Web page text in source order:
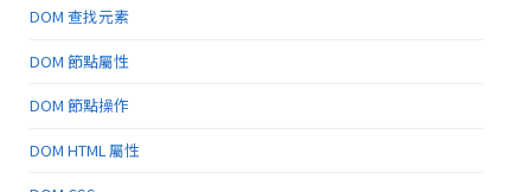
DOM 查找元素
DOM 節點屬性
DOM 節點操作
DOM HTML 屬性